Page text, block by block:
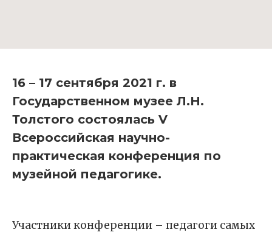
16 – 17 сентября 2021 г. в
Государственном музее Л.Н.
Толстого состоялась V
Всероссийская научно-
практическая конференция по
музейной педагогике.
Участники конференции – педагоги самых